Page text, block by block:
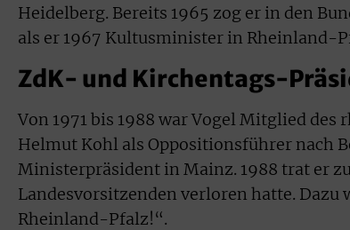
Heidelberg. Bereits 1965 zog er in den
als er 1967 Kultusminister in Rheinland-
ZdK- und Kirchentags-
Von 1971 bis 1988 war Vogel Mitglied
Helmut Kohl als Oppositionsführer nach
Ministerpräsident in Mainz. 1988 trat er
Landesvorsitzenden verloren hatte. Dazu
Rheinland-Pfalz!“.